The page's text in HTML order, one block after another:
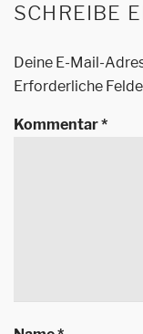
SCHREIBE
Deine E-Mail-
Erforderliche
Kommentar*